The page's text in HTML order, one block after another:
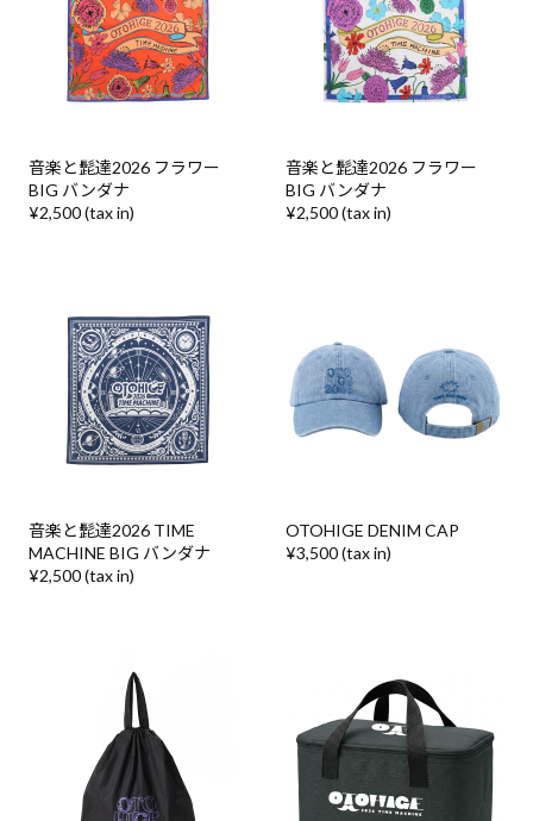
音楽と髭達2026 フラワー
BIG バンダナ
¥2,500 (tax in)
音楽と髭達2026 フラワー
BIG バンダナ
¥2,500 (tax in)
音楽と髭達2026 TIME
MACHINE BIG バンダナ
¥2,500 (tax in)
OTOHIGE DENIM CAP
¥3,500 (tax in)